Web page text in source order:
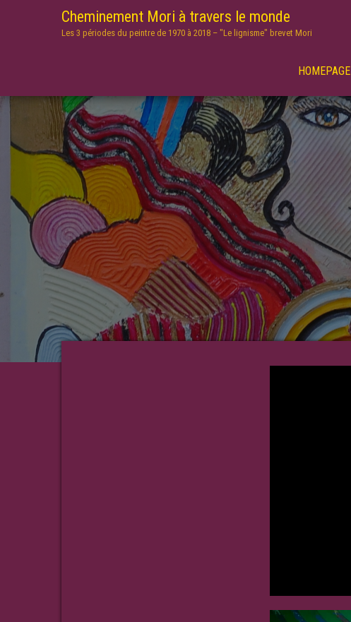
Cheminement Mori à travers le monde
Les 3 périodes du peintre de 1970 à 2018 – "Le lignisme" brevet Mori
HOMEPAGE